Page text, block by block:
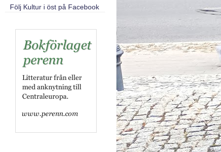
Följ Kultur i öst på Facebook